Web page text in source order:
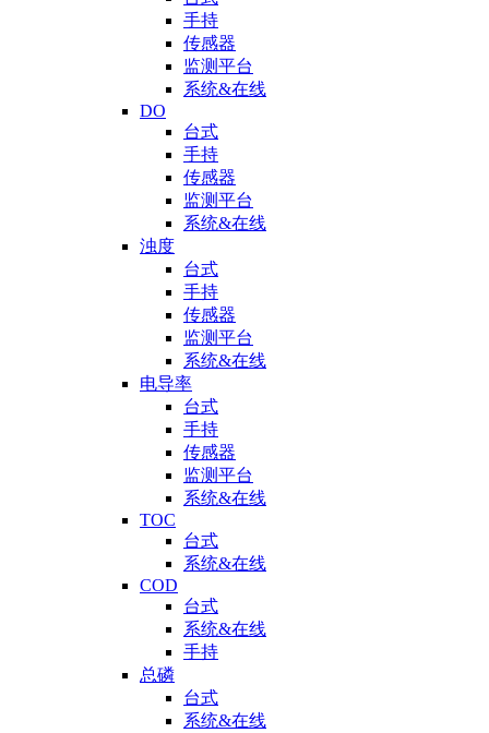
手持
传感器
监测平台
系统&在线
DO
台式
手持
传感器
监测平台
系统&在线
浊度
台式
手持
传感器
监测平台
系统&在线
电导率
台式
手持
传感器
监测平台
系统&在线
TOC
台式
系统&在线
COD
台式
系统&在线
手持
总磷
台式
系统&在线